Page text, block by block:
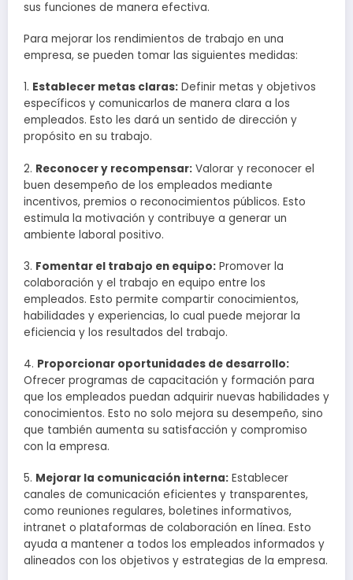
sus funciones de manera efectiva.
Para mejorar los rendimientos de trabajo en una
empresa, se pueden tomar las siguientes medidas:
1. Establecer metas claras: Definir metas y objetivos
específicos y comunicarlos de manera clara a los
empleados. Esto les dará un sentido de dirección y
propósito en su trabajo.
2. Reconocer y recompensar: Valorar y reconocer el
buen desempeño de los empleados mediante
incentivos, premios o reconocimientos públicos. Esto
estimula la motivación y contribuye a generar un
ambiente laboral positivo.
3. Fomentar el trabajo en equipo: Promover la
colaboración y el trabajo en equipo entre los
empleados. Esto permite compartir conocimientos,
habilidades y experiencias, lo cual puede mejorar la
eficiencia y los resultados del trabajo.
4. Proporcionar oportunidades de desarrollo:
Ofrecer programas de capacitación y formación para
que los empleados puedan adquirir nuevas habilidades y
conocimientos. Esto no solo mejora su desempeño, sino
que también aumenta su satisfacción y compromiso
con la empresa.
5. Mejorar la comunicación interna: Establecer
canales de comunicación eficientes y transparentes,
como reuniones regulares, boletines informativos,
intranet o plataformas de colaboración en línea. Esto
ayuda a mantener a todos los empleados informados y
alineados con los objetivos y estrategias de la empresa.